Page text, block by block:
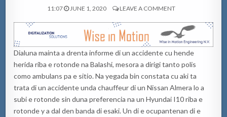
11:07 JUNE 1, 2020 LEAVE A COMMENT
Dialuna mainta a drenta informe di un accidente cu hende
herida riba e rotonde na Balashi, mesora a dirigi tanto polis
como ambulans pa e sitio. Na yegada bin constata cu aki ta
trata di un accidente unda chauffeur di un Nissan Almera lo a
subi e rotonde sin duna preferencia na un Hyundai I10 riba e
rotonde y a dal den banda di esaki. Un di e ocupantenan di e